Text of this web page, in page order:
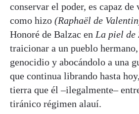
conservar el poder, es capaz de
como hizo (Raphaël de
Honoré de Balzac en La piel de
traicionar a un pueblo
genocidio y abocándolo a una
que continua librando hasta
tierra que él –ilegalmente–
tiránico régimen alauí.